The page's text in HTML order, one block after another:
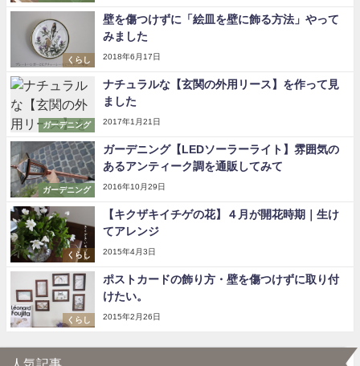
くらし
壁を傷つけずに「絵皿を壁に飾る方法」やって
みました
2018年6月17日
ガーデニング
ナチュラルな【玄関の外用リース】を作って見
ました
2017年1月21日
ガーデニング
ガーデニング【LEDソーラーライト】雰囲気の
あるアンティーク調を通販してみて
2016年10月29日
くらし
【キクザキイチゲの花】４月が開花時期｜生け
てアレンジ
2015年4月3日
くらし
ポストカードの飾り方・壁を傷つけずに取り付
けたい。
2015年2月26日